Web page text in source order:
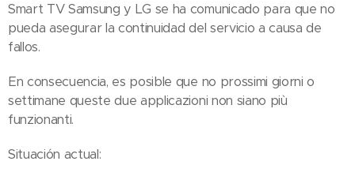
Smart TV Samsung y LG se ha comunicado para que no
pueda asegurar la continuidad del servicio a causa de
fallos.
En consecuencia, es posible que no prossimi giorni o
settimane queste due applicazioni non siano più
funzionanti.
Situación actual: